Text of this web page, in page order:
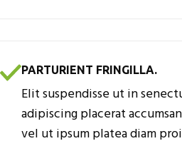
PARTURIENT FRINGILLA.
Elit suspendisse ut in
adipiscing placerat
vel ut ipsum platea diam